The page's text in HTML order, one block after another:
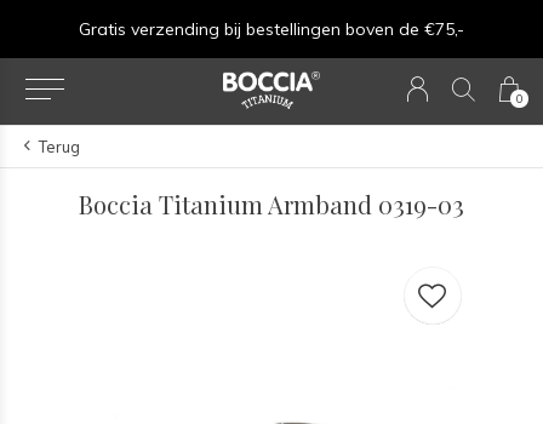
0
Gratis verzending bij bestellingen boven de €75,-
Terug
Boccia Titanium Armband 0319-03